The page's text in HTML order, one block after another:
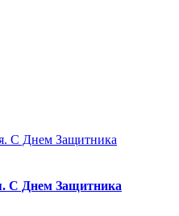
С Днем Защитника